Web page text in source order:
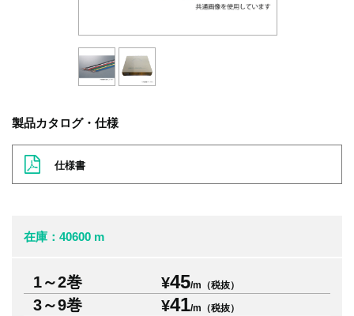
製品カタログ・仕様
仕様書
在庫：40600 m
1～2巻 ¥45/m（税抜）
3～9巻 ¥41/m（税抜）